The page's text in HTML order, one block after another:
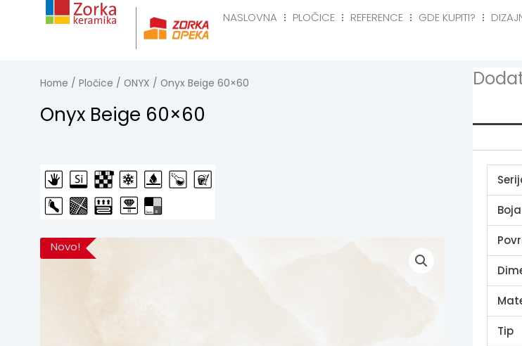
NASLOVNA PLOČICE REFERENCE GDE KUPITI?
Naslovna
Home / Pločice / ONYX / Onyx Beige 60×60
Onyx Beige 60×60
Novo!
Boja
Tip